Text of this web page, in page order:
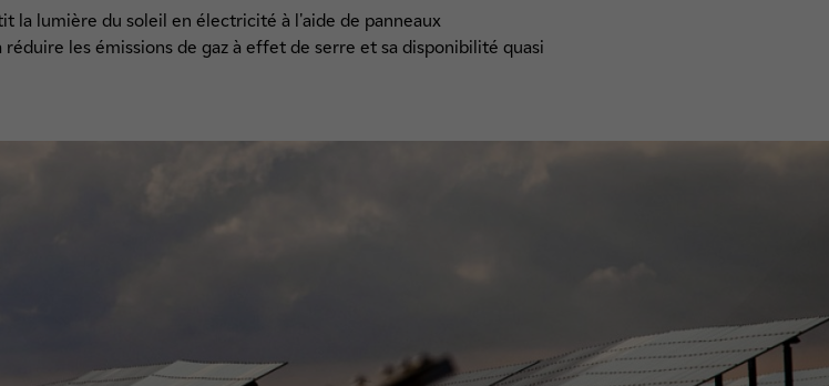
la lumière du soleil en électricité à l'aide de panneaux
les émissions de gaz à effet de serre et sa disponibilité quasi